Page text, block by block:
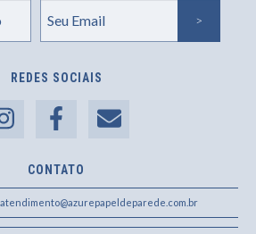
REDES SOCIAIS
CONTATO
atendimento@azurepapeldeparede.com.br